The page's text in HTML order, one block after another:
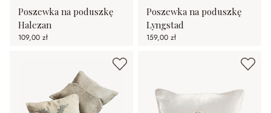
Poszewka na poduszkę
Halezan
109,00 zł
Poszewka na poduszkę
Lyngstad
159,00 zł